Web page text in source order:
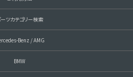
ツカテゴリー検索
Benz / AMG
BMW